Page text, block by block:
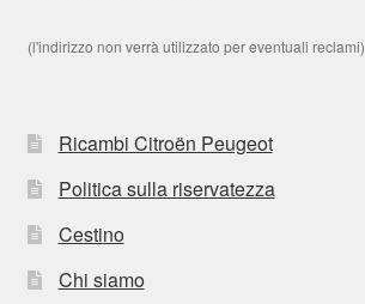
(l'indirizzo non verrà utilizzato per eventuali reclami)
Ricambi Citroën Peugeot
Politica sulla riservatezza
Cestino
Chi siamo